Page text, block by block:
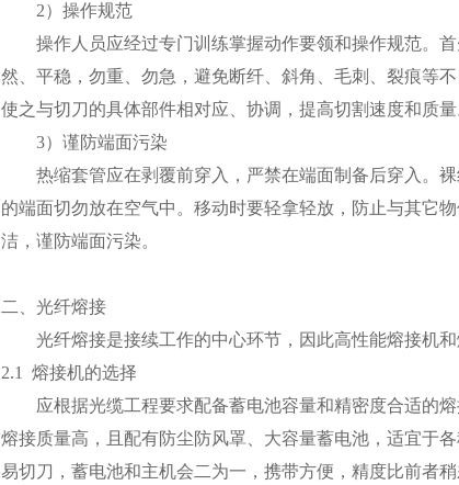
2）操作规范
操作人员应经过专门训练掌握动作要领和操作规范。首
然、平稳，勿重、勿急，避免断纤、斜角、毛刺、裂痕等
使之与切刀的具体部件相对应、协调，提高切割速度和质量
3）谨防端面污染
热缩套管应在剥覆前穿入，严禁在端面制备后穿入。裸
的端面切勿放在空气中。移动时要轻拿轻放，防止与其它
洁，谨防端面污染。
二、光纤熔接
光纤熔接是接续工作的中心环节，因此高性能熔接机和
2.1 熔接机的选择
应根据光缆工程要求配备蓄电池容量和精密度合适的熔
熔接质量高，且配有防尘防风罩、大容量蓄电池，适宜于
易切刀，蓄电池和主机会二为一，携带方便，精度比前者